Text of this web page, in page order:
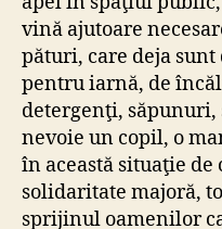
vină ajutoare
pături, care deja sunt
pentru iarnă, de
detergenţi, săpunuri,
nevoie un copil, o
în această situaţie de
solidaritate majoră,
sprijinul oamenilor